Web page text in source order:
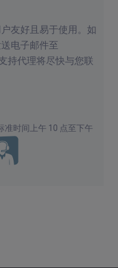
友好且易于使用。如
电子邮件至
持代理将尽快与您联
准时间上午 10 点至下午